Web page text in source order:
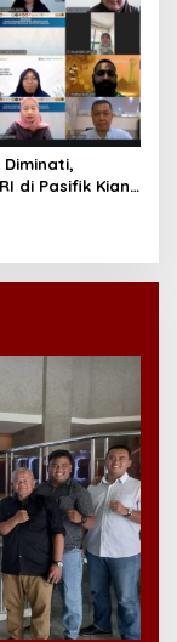
Diminati,
di Pasifik Kian